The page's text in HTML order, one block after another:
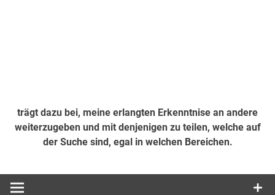
trägt dazu bei, meine erlangten Erkenntnise an andere
weiterzugeben und mit denjenigen zu teilen, welche auf
der Suche sind, egal in welchen Bereichen.